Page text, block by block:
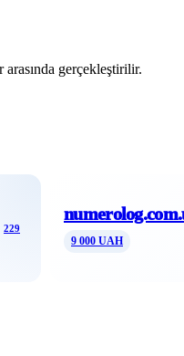
gerçekleştirilir.
229
9 000 UAH